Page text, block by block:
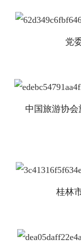
党
中国旅游协会
桂林